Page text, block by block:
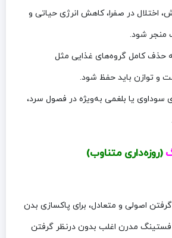
اختلال در صفرا، کاهش انرژی حیاتی و
منجر شود.
حذف کامل گروه‌های غذایی مثل
و توازن باید حفظ شود.
سوداوی یا بلغمی به‌ویژه در فصول سرد،
(روزه‌داری متناوب)
اصولی و متعادل، برای پاکسازی بدن
فستینگ مدرن اغلب بدون درنظر گرفتن